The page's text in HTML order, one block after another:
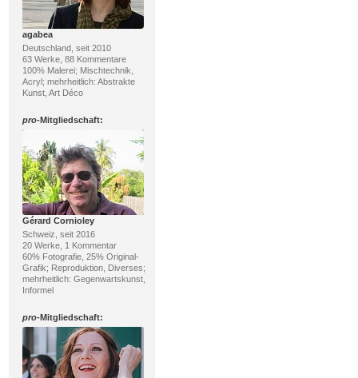
agabea
Deutschland, seit 2010
63 Werke, 88 Kommentare
100% Malerei; Mischtechnik,
Acryl; mehrheitlich: Abstrakte
Kunst, Art Déco
pro-Mitgliedschaft:
Gérard Cornioley
Schweiz, seit 2016
20 Werke, 1 Kommentar
60% Fotografie, 25% Original-
Grafik; Reproduktion, Diverses;
mehrheitlich: Gegenwartskunst,
Informel
pro-Mitgliedschaft: